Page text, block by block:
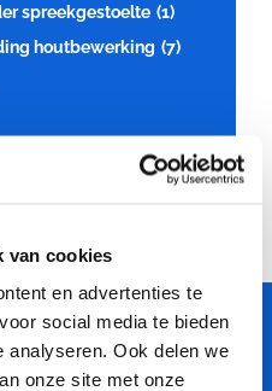
van cookies
en advertenties te
social media te bieden
analyseren. Ook delen we
onze site met onze
spreekgestoelte (1)
houtbewerking (7)